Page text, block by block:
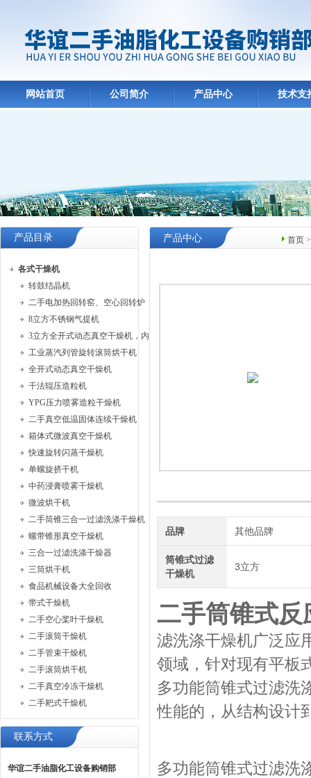
网站首页 公司简介 产品中心 技术支
产品目录
各式干燥机
转鼓结晶机
二手电加热回转窑、空心回转炉
8立方不锈钢气提机
3立方全开式动态真空干燥机，内部耙式搅拌
工业蒸汽列管旋转滚筒烘干机
全开式动态真空干燥机
干法辊压造粒机
YPG压力喷雾造粒干燥机
二手真空低温固体连续干燥机
箱体式微波真空干燥机
快速旋转闪蒸干燥机
单螺旋挤干机
中药浸膏喷雾干燥机
微波烘干机
二手筒锥三合一过滤洗涤干燥机
螺带锥形真空干燥机
三合一过滤洗涤干燥器
三筒烘干机
食品机械设备大全回收
带式干燥机
二手空心桨叶干燥机
二手滚筒干燥机
二手管束干燥机
二手滚筒烘干机
二手真空冷冻干燥机
二手耙式干燥机
联系方式
华谊二手油脂化工设备购销部
首页
产品中心
品牌 其他品牌
筒锥式过滤
干燥机
3立方
二手筒锥式反
滤洗涤干燥机广泛应
领域，针对现有平板
多功能筒锥式过滤洗
性能的，从结构设计
多功能筒锥式过滤洗